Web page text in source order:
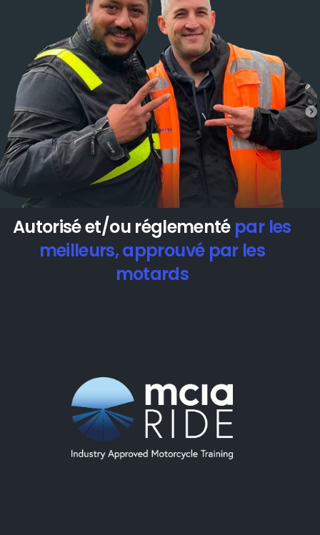
Autorisé et/ou réglementépar les
meilleurs, approuvé par les
motards